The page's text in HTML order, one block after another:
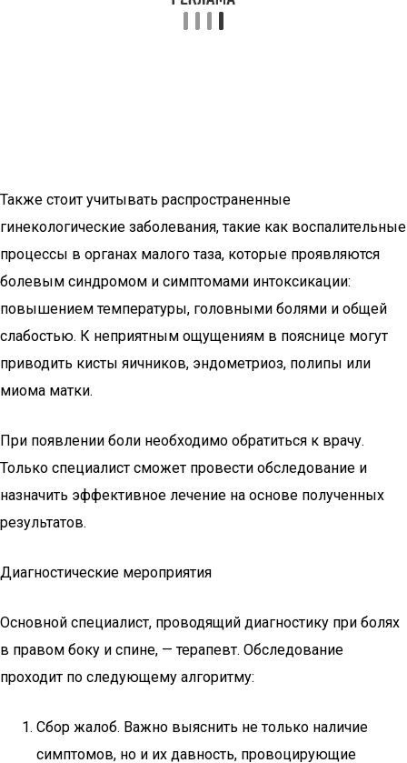
Также стоит учитывать распространенные
гинекологические заболевания, такие как воспалительные
процессы в органах малого таза, которые проявляются
болевым синдромом и симптомами интоксикации:
повышением температуры, головными болями и общей
слабостью. К неприятным ощущениям в пояснице могут
приводить кисты яичников, эндометриоз, полипы или
миома матки.
При появлении боли необходимо обратиться к врачу.
Только специалист сможет провести обследование и
назначить эффективное лечение на основе полученных
результатов.
Диагностические мероприятия
Основной специалист, проводящий диагностику при болях
в правом боку и спине, — терапевт. Обследование
проходит по следующему алгоритму:
Сбор жалоб. Важно выяснить не только наличие
симптомов, но и их давность, провоцирующие